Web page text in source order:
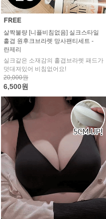
살짝불량 [니플비침없음] 실크스타일
홑겹 원후크브라렛 망사팬티세트 -
란제리
실크같은 소재감의 홑겹브라렛 패드가
덧대져있어 비침없어요!
20,000원
6,500원